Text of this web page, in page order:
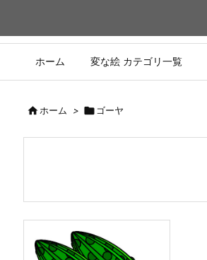
ホーム 変な絵 カテゴリ一覧
ホーム >  ゴーヤ